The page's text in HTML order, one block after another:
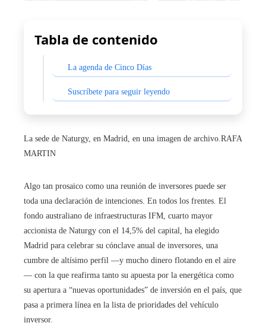
Tabla de contenido
La agenda de Cinco Días
Suscríbete para seguir leyendo
La sede de Naturgy, en Madrid, en una imagen de archivo.RAFA
MARTIN
Algo tan prosaico como una reunión de inversores puede ser
toda una declaración de intenciones. En todos los frentes. El
fondo australiano de infraestructuras IFM, cuarto mayor
accionista de Naturgy con el 14,5% del capital, ha elegido
Madrid para celebrar su cónclave anual de inversores, una
cumbre de altísimo perfil —y mucho dinero flotando en el aire
— con la que reafirma tanto su apuesta por la energética como
su apertura a “nuevas oportunidades” de inversión en el país, que
pasa a primera línea en la lista de prioridades del vehículo
inversor.